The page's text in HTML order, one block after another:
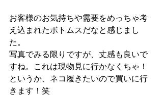
お客様のお気持ちや需要をめっちゃ考
え込まれたボトムスだなと感じまし
た。
写真でみる限りですが、丈感も良いで
すね。これは現物見に行かなくちゃ！
というか、ネコ履きたいので買いに行
きます！笑